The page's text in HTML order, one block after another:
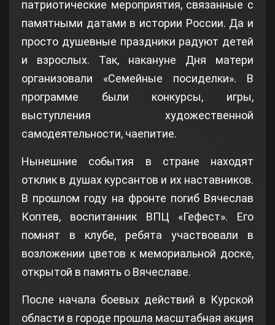
патриотические мероприятия, связанные с
памятными датами в истории России. Да и
просто душевные праздники радуют детей
и взрослых. Так, накануне Дня матери
организовали «Семейные посиделки». В
программе были конкурсы, игры,
выступления художественной
самодеятельности, чаепитие.
Нынешние события в стране находят
отклик в душах курсантов и их наставников.
В прошлом году на фронте погиб Вячеслав
Коптев, воспитанник ВПЦ «Гефест». Его
помнят в клубе, ребята участвовали в
возложении цветов к мемориальной доске,
открытой в память о Вячеславе.
После начала боевых действий в Курской
области в городе прошла масштабная акция